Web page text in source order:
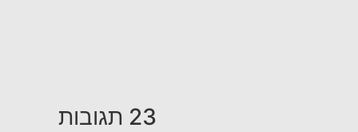
23 תגובות